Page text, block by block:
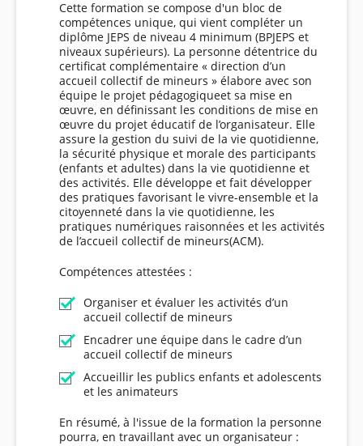
Cette formation se compose d'un bloc de
compétences unique, qui vient compléter un
diplôme JEPS de niveau 4 minimum (BPJEPS et
niveaux supérieurs). La personne détentrice du
certificat complémentaire « direction d’un
accueil collectif de mineurs » élabore avec son
équipe le projet pédagogiqueet sa mise en
œuvre, en définissant les conditions de mise en
œuvre du projet éducatif de l’organisateur. Elle
assure la gestion du suivi de la vie quotidienne,
la sécurité physique et morale des participants
(enfants et adultes) dans la vie quotidienne et
des activités. Elle développe et fait développer
des pratiques favorisant le vivre-ensemble et la
citoyenneté dans la vie quotidienne, les
pratiques numériques raisonnées et les activités
de l’accueil collectif de mineurs(ACM).
Compétences attestées :
Organiser et évaluer les activités d’un
accueil collectif de mineurs
Encadrer une équipe dans le cadre d’un
accueil collectif de mineurs
Accueillir les publics enfants et adolescents
et les animateurs
En résumé, à l'issue de la formation la personne
pourra, en travaillant avec un organisateur :